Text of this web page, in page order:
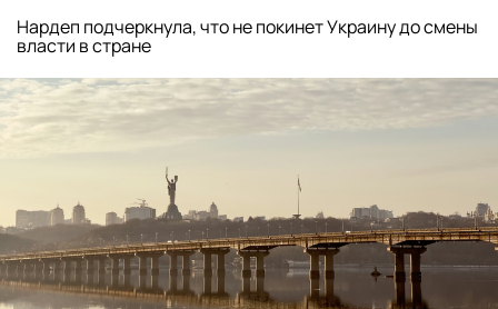
Нардеп подчеркнула, что не покинет Украину до смены
власти в стране